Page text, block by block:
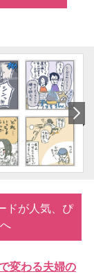
ドが人気、ぴ
変わる夫婦の